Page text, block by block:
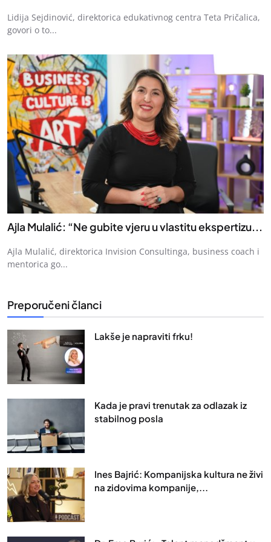
Lidija Sejdinović, direktorica edukativnog centra Teta Pričalica,
govori o to...
Ajla Mulalić: “Ne gubite vjeru u vlastitu ekspertizu...
Ajla Mulalić, direktorica Invision Consultinga, business coach i
mentorica go...
Preporučeni članci
Lakše je napraviti frku!
Kada je pravi trenutak za odlazak iz
stabilnog posla
Ines Bajrić: Kompanijska kultura ne živi
na zidovima kompanije,...